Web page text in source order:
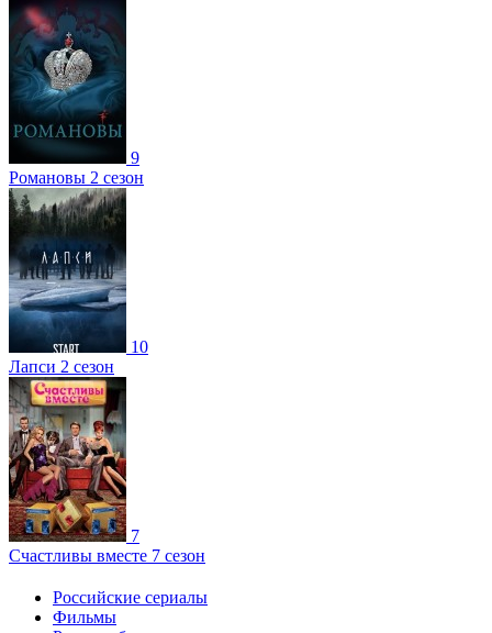
9
Романовы 2 сезон
10
Лапси 2 сезон
7
Счастливы вместе 7 сезон
Российские сериалы
Фильмы